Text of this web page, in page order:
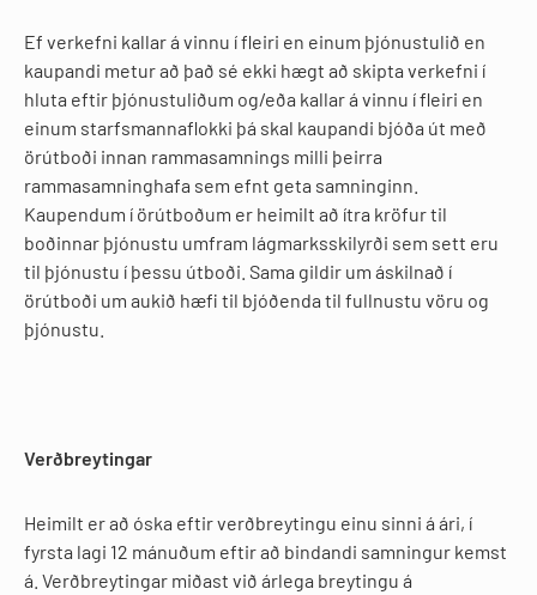
Ef verkefni kallar á vinnu í fleiri en einum þjónustulið en
kaupandi metur að það sé ekki hægt að skipta verkefni í
hluta eftir þjónustuliðum og/eða kallar á vinnu í fleiri en
einum starfsmannaflokki þá skal kaupandi bjóða út með
örútboði innan rammasamnings milli þeirra
rammasamninghafa sem efnt geta samninginn.
Kaupendum í örútboðum er heimilt að ítra kröfur til
boðinnar þjónustu umfram lágmarksskilyrði sem sett eru
til þjónustu í þessu útboði. Sama gildir um áskilnað í
örútboði um aukið hæfi til bjóðenda til fullnustu vöru og
þjónustu.
Verðbreytingar
Heimilt er að óska eftir verðbreytingu einu sinni á ári, í
fyrsta lagi 12 mánuðum eftir að bindandi samningur kemst
á. Verðbreytingar miðast við árlega breytingu á